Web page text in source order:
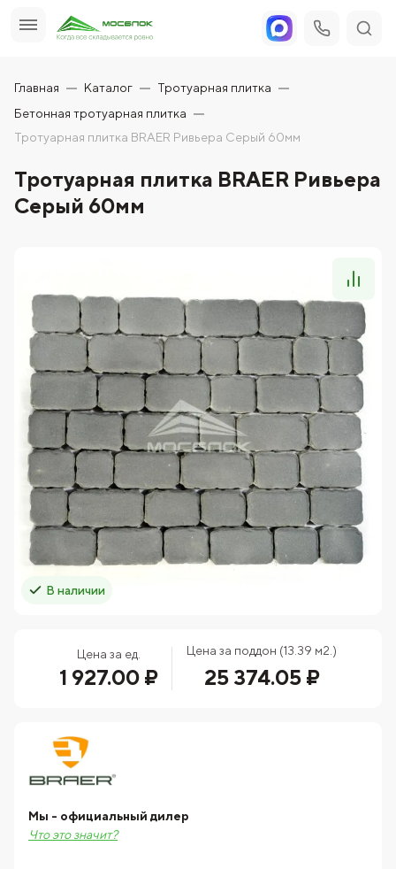
Главная Каталог
Тротуарная плитка
Бетонная тротуарная плитка
Тротуарная плитка BRAER Ривьера Серый 60мм
Тротуарная плитка BRAER Ривьера
Серый 60мм
В наличии
Цена за ед.
1 927.00 ₽
Цена за поддон (13.39 м2.)
25 374.05 ₽
Мы - официальный дилер
Что это значит?